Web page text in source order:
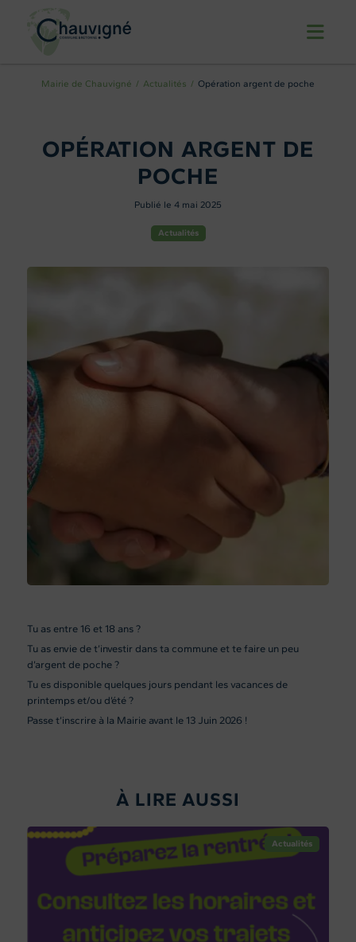
Mairie de Chauvigné Actualités Opération argent de poche
OPÉRATION ARGENT DE
POCHE
Publié le 4 mai 2025
Actualités
Tu as entre 16 et 18 ans ?
Tu as envie de t’investir dans ta commune et te faire un peu
d’argent de poche ?
Tu es disponible quelques jours pendant les vacances de
printemps et/ou d’été ?
Passe t’inscrire à la Mairie avant le 13 Juin 2026 !
À LIRE AUSSI
Actualités